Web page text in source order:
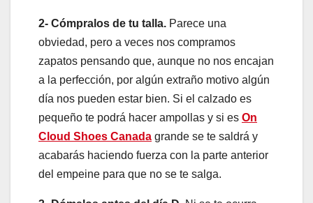
2- Cómpralos de tu talla. Parece una
obviedad, pero a veces nos compramos
zapatos pensando que, aunque no nos encajan
a la perfección, por algún extraño motivo algún
día nos pueden estar bien. Si el calzado es
pequeño te podrá hacer ampollas y si es On
Cloud Shoes Canada grande se te saldrá y
acabarás haciendo fuerza con la parte anterior
del empeine para que no se te salga.